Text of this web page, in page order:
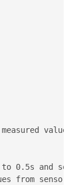
values,
and
from